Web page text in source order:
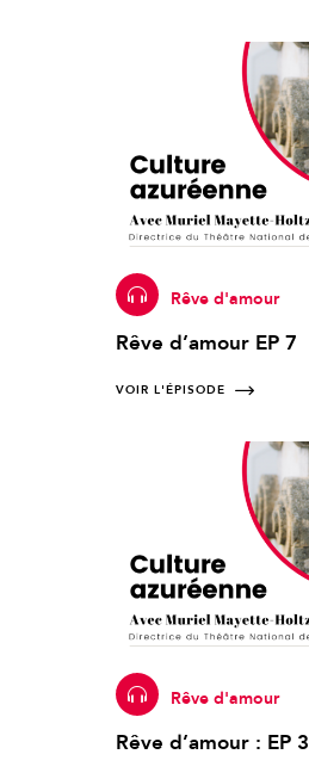
Rêve d'amour
Rêve d’amour EP 7
VOIR L'ÉPISODE
Rêve d'amour
Rêve d’amour : EP 3